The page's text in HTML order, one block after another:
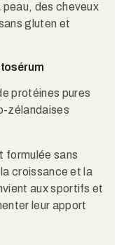
des cheveux
gluten et
protéines pures
zélandaises
formulée sans
croissance et la
aux sportifs et
leur apport